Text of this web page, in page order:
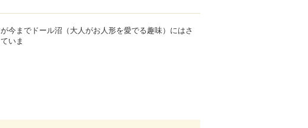
今までドール沼（大人がお人形を愛でる趣味）にはさ
いま